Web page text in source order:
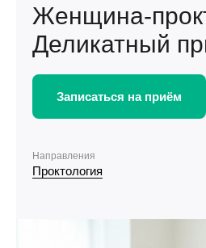
Женщина-
Деликатный
Записаться на приём
Направления
Проктология